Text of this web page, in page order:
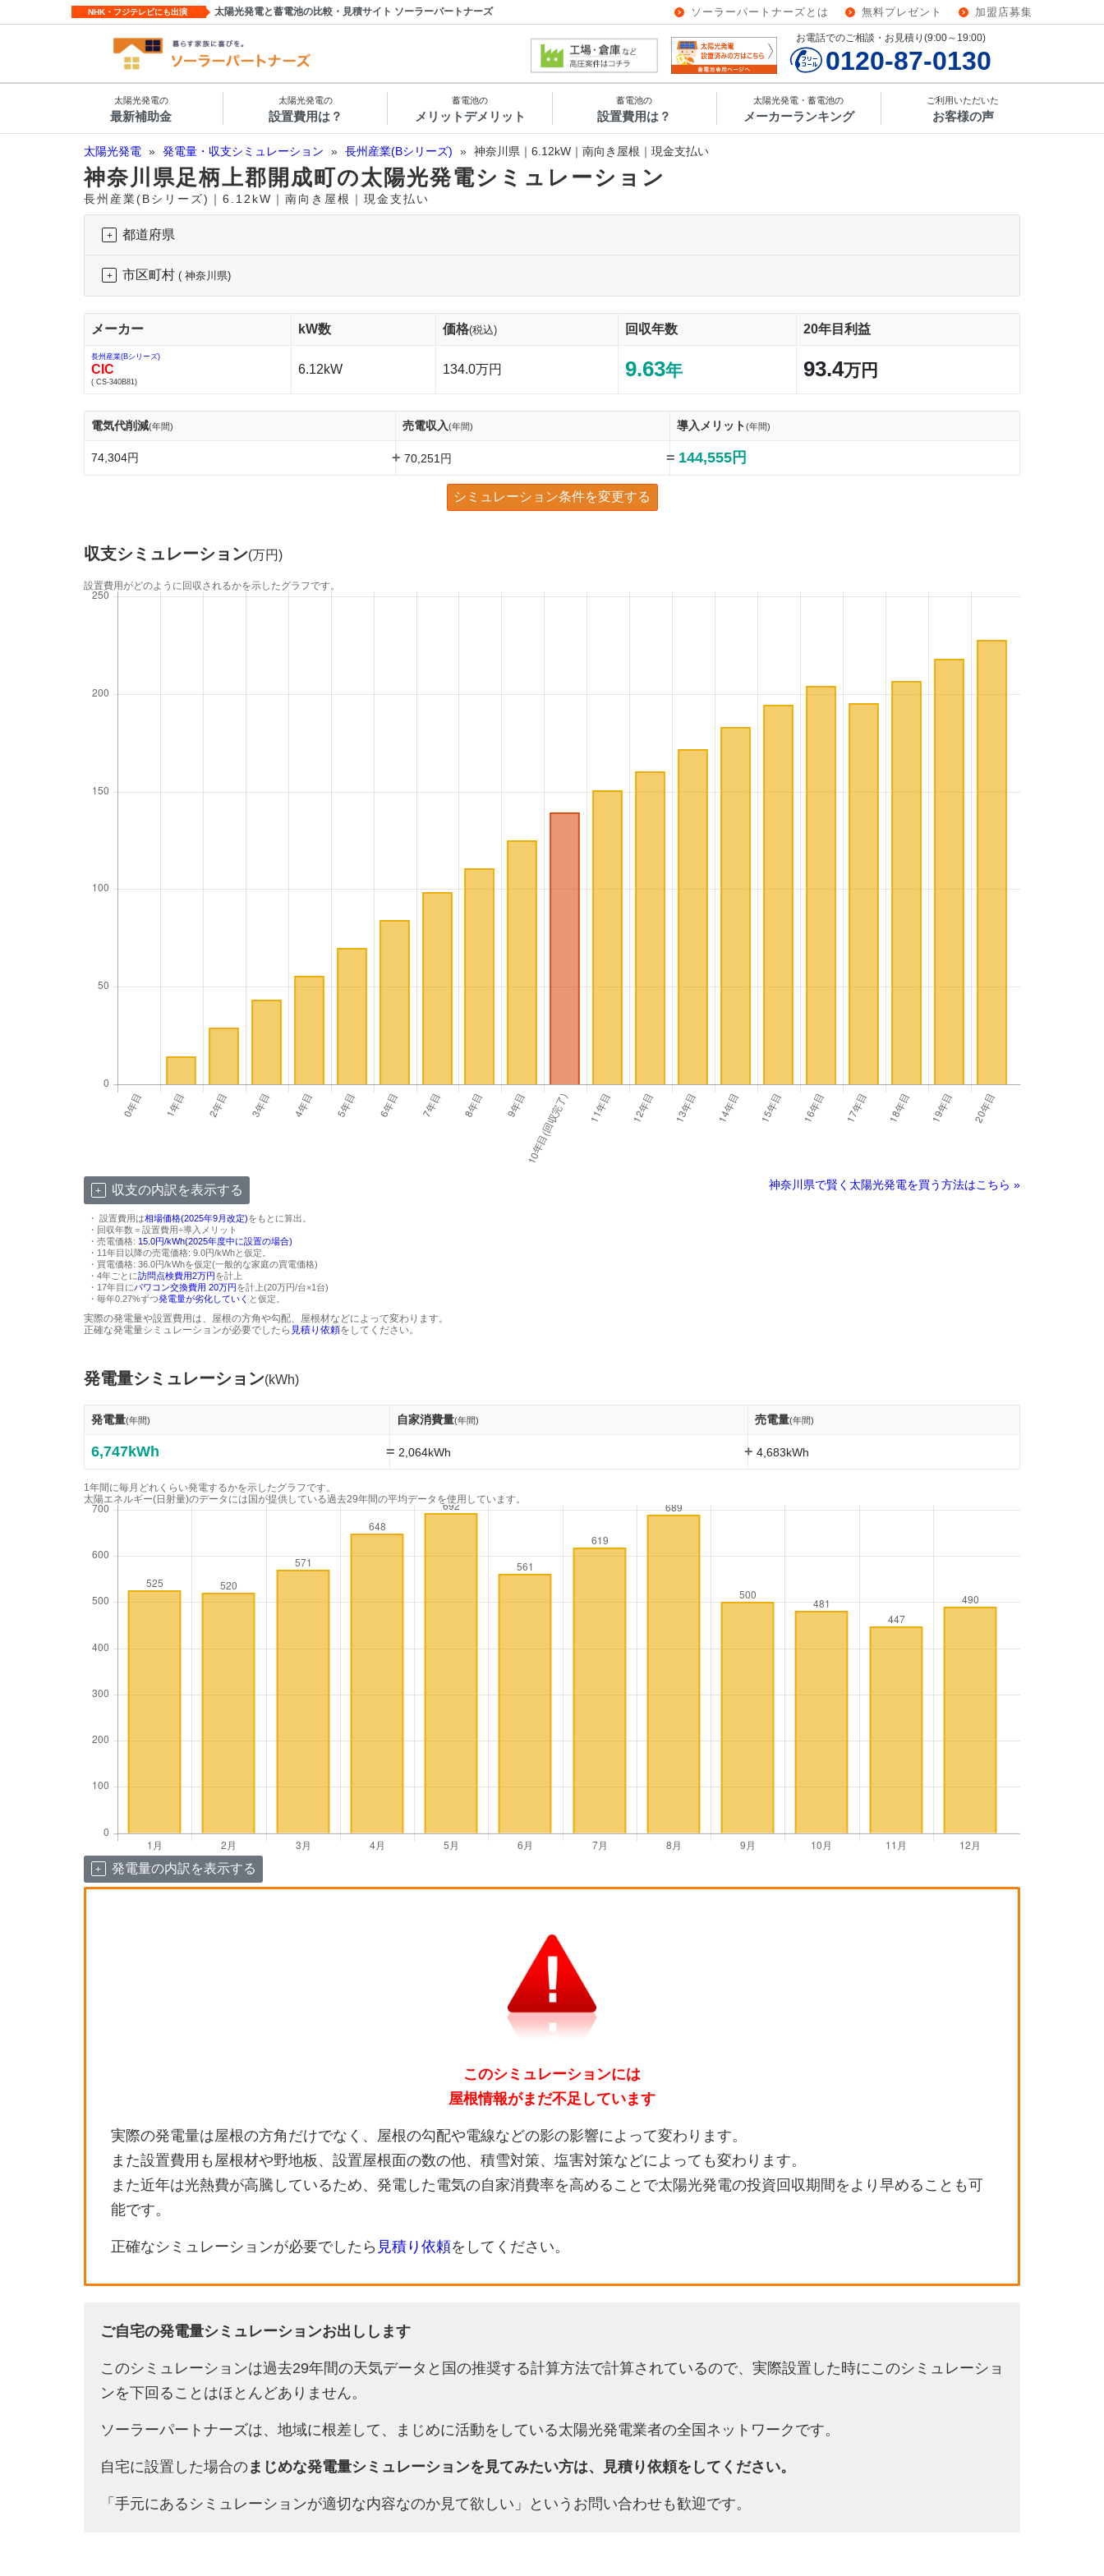
NHK・フジテレビにも出演 太陽光発電と蓄電池の比較・見積サイト ソーラーパートナーズ ソーラーパートナーズとは 無料プレゼント 加盟店募集
お電話でのご相談・お見積り(9:00～19:00)
0120-87-0130
太陽光発電の
最新補助金
太陽光発電の
設置費用は？
蓄電池の
メリットデメリット
蓄電池の
設置費用は？
太陽光発電・蓄電池の
メーカーランキング
ご利用いただいた
お客様の声
太陽光発電 » 発電量・収支シミュレーション » 長州産業(Bシリーズ) » 神奈川県｜6.12kW｜南向き屋根｜現金支払い
神奈川県足柄上郡開成町の太陽光発電シミュレーション
長州産業(Bシリーズ)｜6.12kW｜南向き屋根｜現金支払い
都道府県
市区町村 ( 神奈川県)
メーカー kW数 価格(税込) 回収年数 20年目利益
長州産業(Bシリーズ)
CIC
( CS-340B81)
6.12kW 134.0万円 9.63年 93.4万円
電気代削減(年間) 売電収入(年間) 導入メリット(年間)
74,304円 + 70,251円 = 144,555円
シミュレーション条件を変更する
収支シミュレーション(万円)
設置費用がどのように回収されるかを示したグラフです。
収支の内訳を表示する 神奈川県で賢く太陽光発電を買う方法はこちら »
・ 設置費用は相場価格(2025年9月改定)をもとに算出。
・回収年数＝設置費用÷導入メリット
・売電価格: 15.0円/kWh(2025年度中に設置の場合)
・11年目以降の売電価格: 9.0円/kWhと仮定。
・買電価格: 36.0円/kWhを仮定(一般的な家庭の買電価格)
・4年ごとに訪問点検費用2万円を計上
・17年目にパワコン交換費用 20万円を計上(20万円/台×1台)
・毎年0.27%ずつ発電量が劣化していく と仮定。
実際の発電量や設置費用は、屋根の方角や勾配、屋根材などによって変わります。
正確な発電量シミュレーションが必要でしたら 見積り依頼をしてください。
発電量シミュレーション(kWh)
発電量(年間) 自家消費量(年間) 売電量(年間)
6,747kWh = 2,064kWh + 4,683kWh
1年間に毎月どれくらい発電するかを示したグラフです。
太陽エネルギー(日射量)のデータには国が提供している過去29年間の平均データを使用しています。
発電量の内訳を表示する
このシミュレーションには
屋根情報がまだ不足しています
実際の発電量は屋根の方角だけでなく、屋根の勾配や電線などの影の影響によって変わります。
また設置費用も屋根材や野地板、設置屋根面の数の他、積雪対策、塩害対策などによっても変わります。
また近年は光熱費が高騰しているため、発電した電気の自家消費率を高めることで太陽光発電の投資回収期間をより早めることも可
能です。
正確なシミュレーションが必要でしたら 見積り依頼をしてください。
ご自宅の発電量シミュレーションお出しします
このシミュレーションは過去29年間の天気データと国の推奨する計算方法で計算されているので、実際設置した時にこのシミュレーショ
ンを下回ることはほとんどありません。
ソーラーパートナーズは、地域に根差して、まじめに活動をしている太陽光発電業者の全国ネットワークです。
自宅に設置した場合のまじめな発電量シミュレーションを見てみたい方は、見積り依頼をしてください。
「手元にあるシミュレーションが適切な内容なのか見て欲しい」というお問い合わせも歓迎です。